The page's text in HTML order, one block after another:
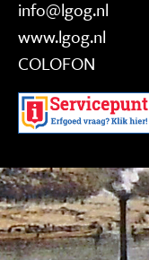
info@lgog.nl
www.lgog.nl
COLOFON